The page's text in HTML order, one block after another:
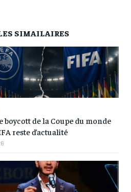
SIMAILAIRES
boycott de la Coupe du monde
reste d’actualité